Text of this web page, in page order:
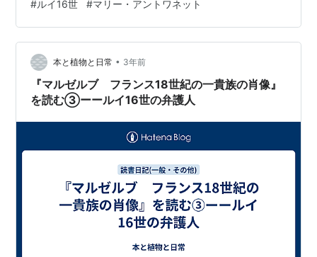
ゲームシステム 基本システム 政体と共通アクション フ
ランス国内のエリアの確保 プレイ 第１ターン 第２ター
ン 第３ターン 第4ターン 第5ターン 感想戦 ゲームシステ
ム 基本システム 各ターンの最初に、プレイヤーはそのタ
ーンに登場するキャ…
#ルイ16世 #マリー・アントワネット
本と植物と日常 • 3年前
『マルゼルブ フランス18世紀の一貴族の肖像』
を読む③ーールイ16世の弁護人